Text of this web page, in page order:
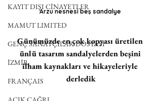
KAYIT DIŞI CİNAYETLER
MAMUT LIMITED
GENÇ SANATÇILAR DOSYASI
İZMİR
FRANÇAIS
Arzu nesnesi beş sandalye
Günümüzde en çok kopyası üretilen
ünlü tasarım sandalyelerden beşini
ilham kaynakları ve hikayeleriyle
derledik